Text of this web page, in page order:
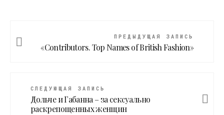
ПРЕДЫДУЩАЯ ЗАПИСЬ
«Contributors. Top Names of British Fashion»
СЛЕДУЮЩАЯ ЗАПИСЬ
Дольче и Габанна – за сексуально
раскрепощенных женщин